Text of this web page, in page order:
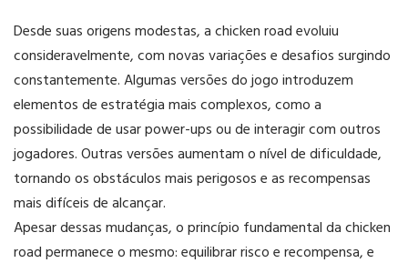
Desde suas origens modestas, a chicken road evoluiu
consideravelmente, com novas variações e desafios surgindo
constantemente. Algumas versões do jogo introduzem
elementos de estratégia mais complexos, como a
possibilidade de usar power-ups ou de interagir com outros
jogadores. Outras versões aumentam o nível de dificuldade,
tornando os obstáculos mais perigosos e as recompensas
mais difíceis de alcançar.
Apesar dessas mudanças, o princípio fundamental da chicken
road permanece o mesmo: equilibrar risco e recompensa, e